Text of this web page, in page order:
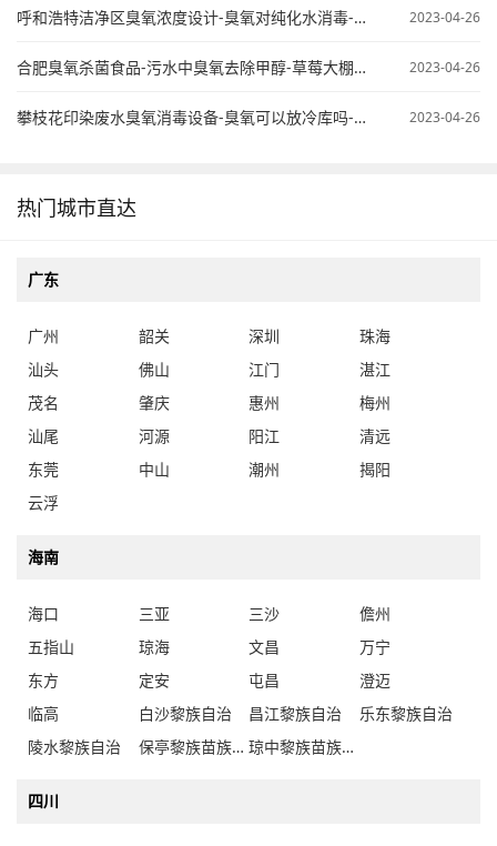
呼和浩特洁净区臭氧浓度设计-臭氧对纯化水消毒-臭氧纯水杀菌 2023-04-26
合肥臭氧杀菌食品-污水中臭氧去除甲醇-草莓大棚臭氧使用 2023-04-26
攀枝花印染废水臭氧消毒设备-臭氧可以放冷库吗-桶装水臭氧处理 2023-04-26
热门城市直达
广东
广州 韶关 深圳
珠海
汕头
佛山 江门
湛江
茂名
肇庆 惠州
梅州
汕尾
河源 阳江
清远
东莞
中山 潮州
揭阳
云浮
海南
海口 三亚 三沙
儋州
五指山
琼海 文昌
万宁
东方
定安 屯昌
澄迈
临高
白沙黎族自治 昌江黎族自治
乐东黎族自治
陵水黎族自治
保亭黎族苗族自治 琼中黎族苗族自治
四川